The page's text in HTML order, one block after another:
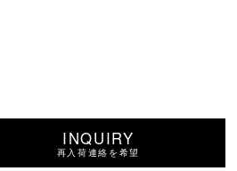
INQUIRY
再入荷連絡を希望